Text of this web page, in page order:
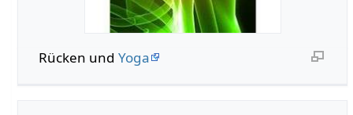
Rücken und Yoga